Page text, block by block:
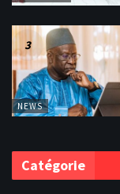
NEWS
Catégorie